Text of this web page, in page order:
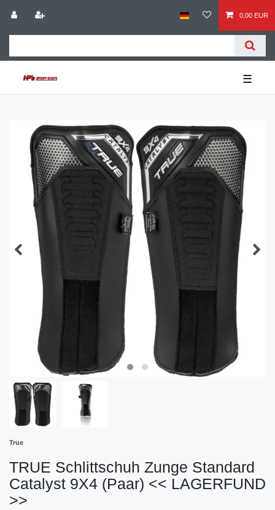
0,00 EUR
☰
True
TRUE Schlittschuh Zunge Standard
Catalyst 9X4 (Paar) << LAGERFUND
>>